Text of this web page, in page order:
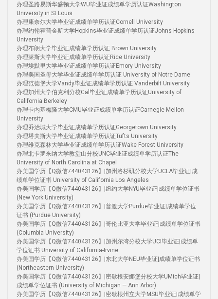
办理圣路易斯华盛顿大学WU毕业证成绩单学历认证Washington
University in St Louis
办理康奈尔大学毕业证成绩单学历认证Cornell University
办理约翰霍普金斯大学Hopkins毕业证成绩单学历认证Johns Hopkins
University
办理布朗大学毕业证成绩单学历认证 Brown University
办理莱斯大学毕业证成绩单学历认证Rice University
办理埃默里大学毕业证成绩单学历认证Emory University
办理美国圣母大学毕业证成绩单学历认证 University of Notre Dame
办理范德堡大学Vandy毕业证成绩单学历认证 Vanderbilt University
办理加州大学伯克利分校Cal毕业证成绩单学历认证University of
California Berkeley
办理卡内基梅隆大学CMU毕业证成绩单学历认证Carnegie Mellon
University
办理乔治城大学毕业证成绩单学历认证Georgetown University
办理塔夫斯大学毕业证成绩单学历认证Tufts University
办理维克森林大学毕业证成绩单学历认证Wake Forest University
办理北卡罗来纳大学教堂山分校UNC毕业证成绩单学历认证The
University of North Carolina at Chapel
办美国学历【Q微信744043126】|加州洛杉矶分校大学UCLA毕业证|成
绩单学位证书 University of California Los Angeles
办美国学历【Q微信744043126】|纽约大学NYU毕业证|成绩单学位证书
(New York University)
办美国学历【Q微信744043126】|普渡大学Purdue毕业证|成绩单学位
证书 (Purdue University)
办美国学历【Q微信744043126】|哥伦比亚大学毕业证|成绩单学位证书
(Columbia University)
办美国学历【Q微信744043126】|加州尔湾分校大学UCI毕业证|成绩单
学位证书 University of California-Irvine
办美国学历【Q微信744043126】|东北大学NEU毕业证|成绩单学位证书
(Northeastern University)
办美国学历【Q微信744043126】|密歇根安娜堡分校大学UMich毕业证|
成绩单学位证书 (University of Michigan — Ann Arbor)
办美国学历【Q微信744043126】|密歇根州立大学MSU毕业证|成绩单学